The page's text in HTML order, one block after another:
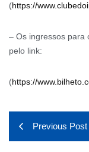
(https://
– Os ingressos para
pelo link:
(https://
Previous Post